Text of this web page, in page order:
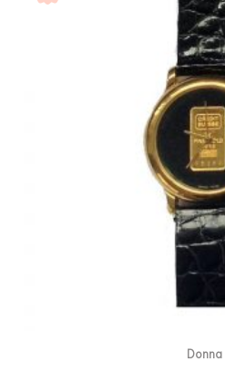
Donna